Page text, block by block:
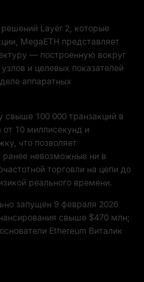
Layer 2, которые
MegaETH представляет
— построенную вокруг
и целевых показателей
аппаратных
свыше 100 000 транзакций в
10 миллисекунд и
что позволяет
невозможные ни в
торговли на цепи до
реального времени.
запущен 9 февраля 2026
свыше $470 млн;
Ethereum Виталик